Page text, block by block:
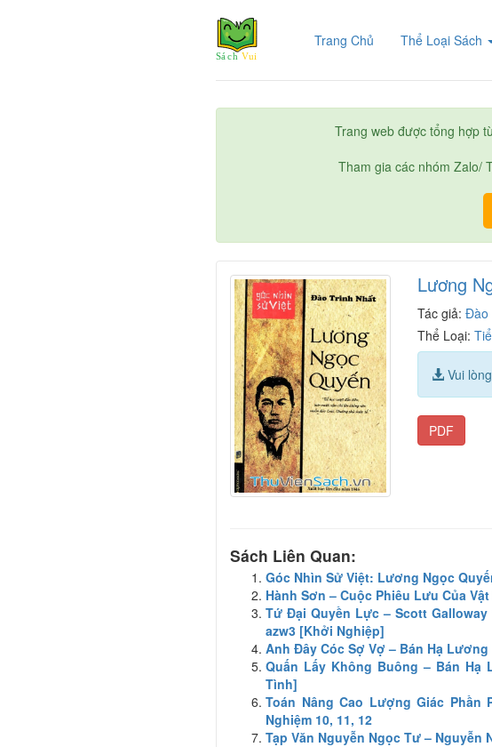
Trang Chủ (current)Thể Loại Sách
Trang web được tổng hợp
Tham gia các nhóm Zalo/
Lương
Tác giả:Đào
Thể Loại:
Vui
PDF
Sách Liên Quan:
Góc Nhìn Sử Việt: Lương Ngọc
Hành Sơn – Cuộc Phiêu Lưu Của
Tứ Đại Quyền Lực – Scott
azw3 [Khởi Nghiệp]
Anh Đây Cóc Sợ Vợ – Bán Hạ
Quấn Lấy Không Buông – Bán
Tình]
Toán Nâng Cao Lượng Giác
Nghiệm 10, 11, 12
Tạp Văn Nguyễn Ngọc Tư –